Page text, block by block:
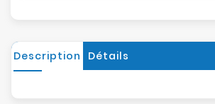
Description Détails